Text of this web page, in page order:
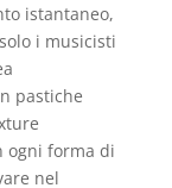
istantaneo,
i musicisti
pastiche
ogni forma di
nel